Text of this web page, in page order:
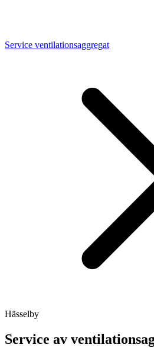
Service ventilationsaggregat
Hässelby
Service av